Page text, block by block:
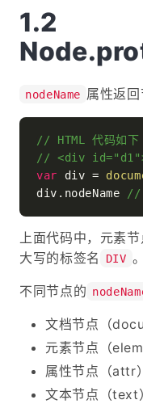
nodeName 属性返回
// HTML 代码如下
// <div
var div =
div. nodeName //
上面代码中，元素节
大写的标签名
DIV 。
不同节点的
文档节点（
元素节点（
属性节点（attr
文本节点（text